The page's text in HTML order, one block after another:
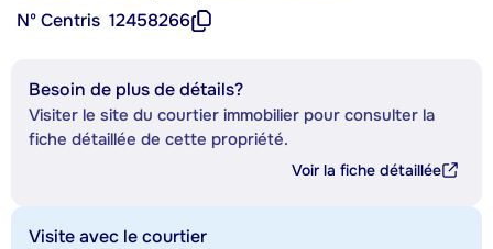
Nº Centris 12458266
Besoin de plus de détails?
Visiter le site du courtier immobilier pour consulter la
fiche détaillée de cette propriété.
Voir la fiche détaillée
Visite avec le courtier